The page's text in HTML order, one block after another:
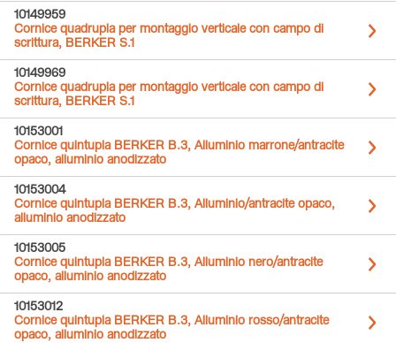
10149959
Cornice quadrupla per montaggio verticale con campo di
scrittura, BERKER S.1
10149969
Cornice quadrupla per montaggio verticale con campo di
scrittura, BERKER S.1
10153001
Cornice quintupla BERKER B.3, Alluminio marrone/antracite
opaco, alluminio anodizzato
10153004
Cornice quintupla BERKER B.3, Alluminio/antracite opaco,
alluminio anodizzato
10153005
Cornice quintupla BERKER B.3, Alluminio nero/antracite
opaco, alluminio anodizzato
10153012
Cornice quintupla BERKER B.3, Alluminio rosso/antracite
opaco, alluminio anodizzato